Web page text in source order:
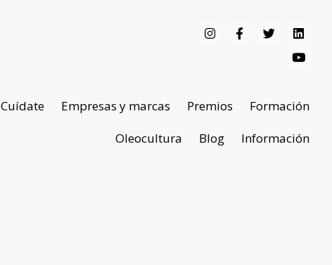
Cuídate Empresas y marcas Premios
Formación
Oleocultura
Blog Información